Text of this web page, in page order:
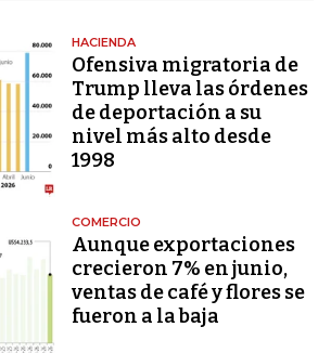
HACIENDA
Ofensiva migratoria de
Trump lleva las órdenes
de deportación a su
nivel más alto desde
1998
COMERCIO
Aunque exportaciones
crecieron 7% en junio,
ventas de café y flores se
fueron a la baja